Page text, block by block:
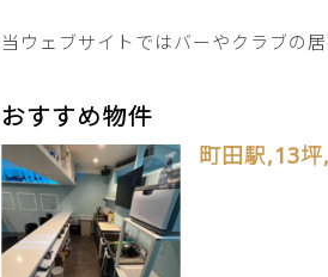
当ウェブサイトではバーやクラブの
おすすめ物件
町田駅,13